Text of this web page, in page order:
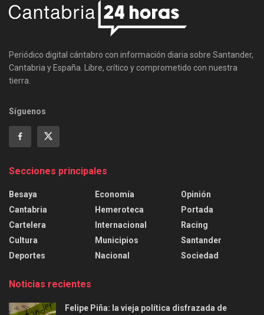
Periódico digital cántabro con información diaria sobre Santander,
Cantabria y España. Libre, crítico y comprometido con nuestra
tierra.
Síguenos
Secciones principales
Besaya
Cantabria
Cartelera
Cultura
Deportes
Economía
Hemeroteca
Internacional
Municipios
Nacional
Opinión
Portada
Racing
Santander
Sociedad
Noticias recientes
Felipe Piña: la vieja política disfrazada de